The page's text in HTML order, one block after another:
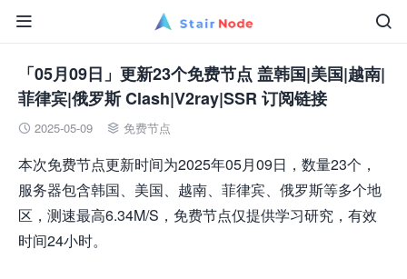


「05月09日」更新23个免费节点 盖韩国|美国|越南|
菲律宾|俄罗斯 Clash|V2ray|SSR 订阅链接
 2025-05-09  免费节点
本次免费节点更新时间为2025年05月09日，数量23个，
服务器包含韩国、美国、越南、菲律宾、俄罗斯等多个地
区，测速最高6.34M/S，免费节点仅提供学习研究，有效
时间24小时。